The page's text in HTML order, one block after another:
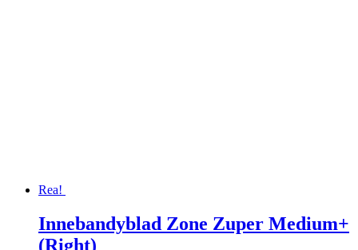
Rea!
Innebandyblad Zone Zuper Medium+
(Right)